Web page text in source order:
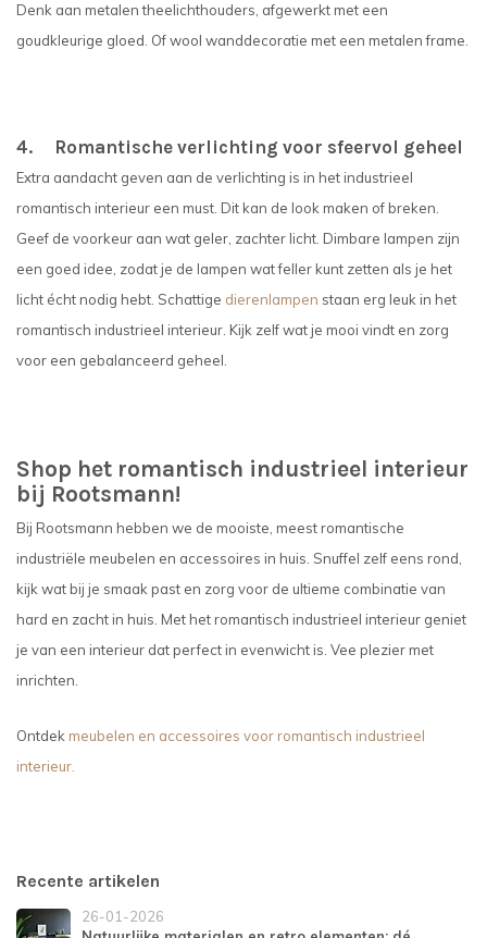
Denk aan metalen theelichthouders, afgewerkt met een
goudkleurige gloed. Of wool wanddecoratie met een metalen frame.
4. Romantische verlichting voor sfeervol geheel
Extra aandacht geven aan de verlichting is in het industrieel
romantisch interieur een must. Dit kan de look maken of breken.
Geef de voorkeur aan wat geler, zachter licht. Dimbare lampen zijn
een goed idee, zodat je de lampen wat feller kunt zetten als je het
licht écht nodig hebt. Schattige dierenlampen staan erg leuk in het
romantisch industrieel interieur. Kijk zelf wat je mooi vindt en zorg
voor een gebalanceerd geheel.
Shop het romantisch industrieel interieur
bij Rootsmann!
Bij Rootsmann hebben we de mooiste, meest romantische
industriële meubelen en accessoires in huis. Snuffel zelf eens rond,
kijk wat bij je smaak past en zorg voor de ultieme combinatie van
hard en zacht in huis. Met het romantisch industrieel interieur geniet
je van een interieur dat perfect in evenwicht is. Vee plezier met
inrichten.
Ontdek meubelen en accessoires voor romantisch industrieel
interieur.
Recente artikelen
26-01-2026